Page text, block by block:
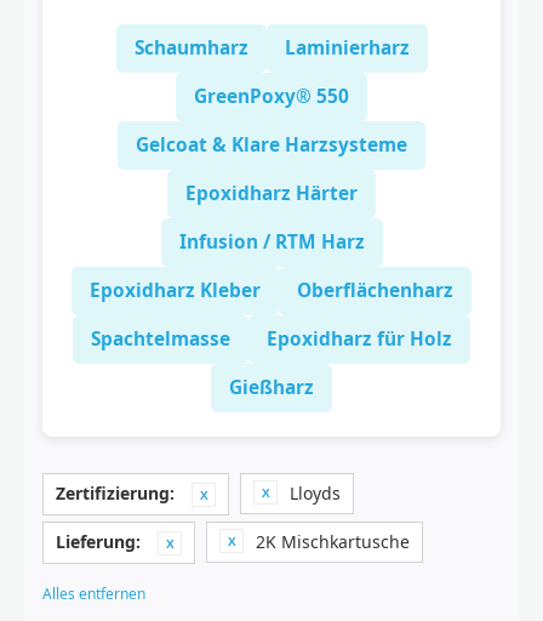
Schaumharz
Laminierharz
GreenPoxy® 550
Gelcoat & Klare Harzsysteme
Epoxidharz Härter
Infusion / RTM Harz
Epoxidharz Kleber
Oberflächenharz
Spachtelmasse
Epoxidharz für Holz
Gießharz
Zertifizierung: Lloyds
Lieferung: 2K Mischkartusche
Alles entfernen